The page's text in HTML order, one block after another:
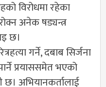
विरोधमा रहेका
अनेक षड्यन्त्र
छ।
गर्ने, दबाब सिर्जना
प्रयाससमेत भएको
अभियानकर्तालाई